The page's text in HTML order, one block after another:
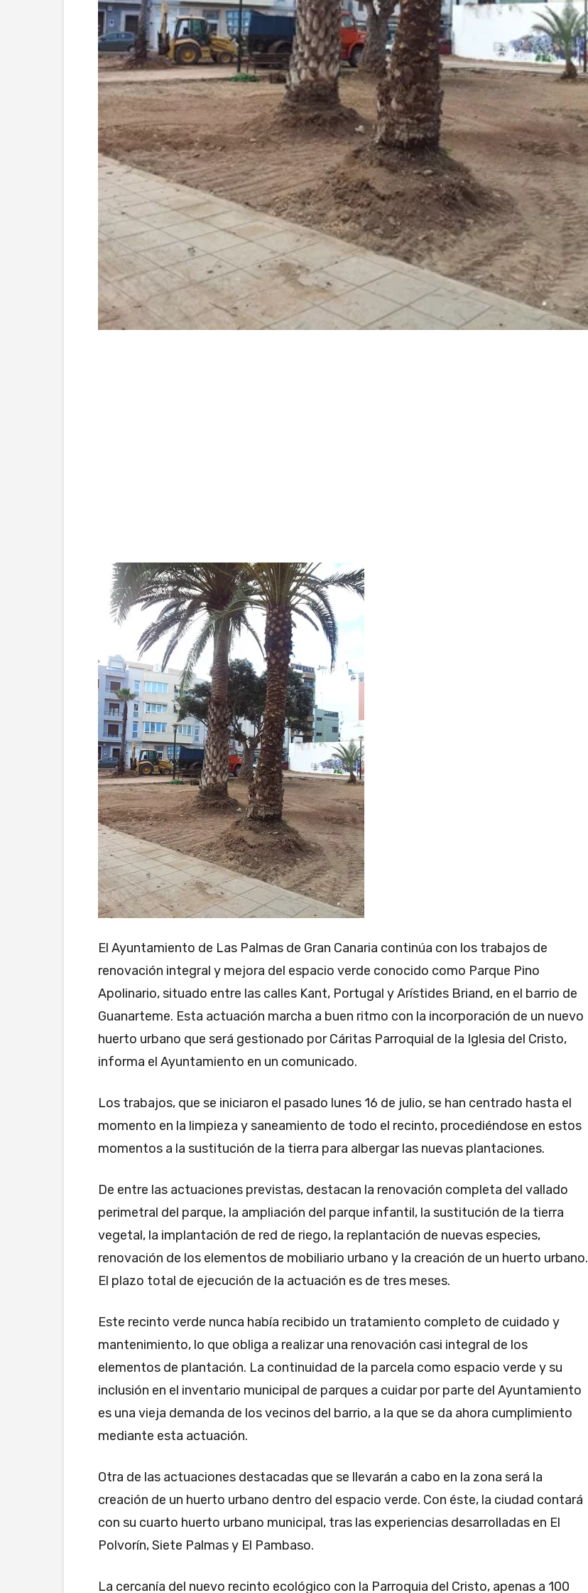
El Ayuntamiento de Las Palmas de Gran Canaria continúa con los trabajos de
renovación integral y mejora del espacio verde conocido como Parque Pino
Apolinario, situado entre las calles Kant, Portugal y Arístides Briand, en el barrio de
Guanarteme. Esta actuación marcha a buen ritmo con la incorporación de un nuevo
huerto urbano que será gestionado por Cáritas Parroquial de la Iglesia del Cristo,
informa el Ayuntamiento en un comunicado.
Los trabajos, que se iniciaron el pasado lunes 16 de julio, se han centrado hasta el
momento en la limpieza y saneamiento de todo el recinto, procediéndose en estos
momentos a la sustitución de la tierra para albergar las nuevas plantaciones.
De entre las actuaciones previstas, destacan la renovación completa del vallado
perimetral del parque, la ampliación del parque infantil, la sustitución de la tierra
vegetal, la implantación de red de riego, la replantación de nuevas especies,
renovación de los elementos de mobiliario urbano y la creación de un huerto urbano.
El plazo total de ejecución de la actuación es de tres meses.
Este recinto verde nunca había recibido un tratamiento completo de cuidado y
mantenimiento, lo que obliga a realizar una renovación casi integral de los
elementos de plantación. La continuidad de la parcela como espacio verde y su
inclusión en el inventario municipal de parques a cuidar por parte del Ayuntamiento
es una vieja demanda de los vecinos del barrio, a la que se da ahora cumplimiento
mediante esta actuación.
Otra de las actuaciones destacadas que se llevarán a cabo en la zona será la
creación de un huerto urbano dentro del espacio verde. Con éste, la ciudad contará
con su cuarto huerto urbano municipal, tras las experiencias desarrolladas en El
Polvorín, Siete Palmas y El Pambaso.
La cercanía del nuevo recinto ecológico con la Parroquia del Cristo, apenas a 100